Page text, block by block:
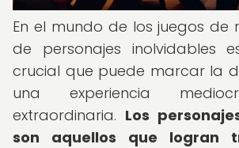
En el mundo de los juegos de
de personajes inolvidables
crucial que puede marcar la
una experiencia
extraordinaria. Los
son aquellos que logran